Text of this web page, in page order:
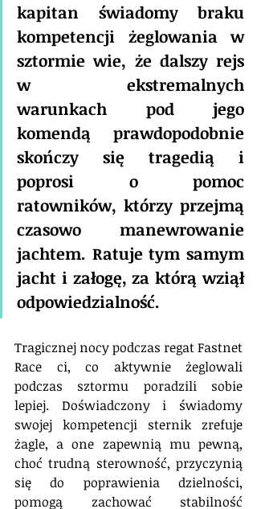
kapitan świadomy braku
kompetencji żeglowania w
sztormie wie, że dalszy rejs
w ekstremalnych
warunkach pod jego
komendą prawdopodobnie
skończy się tragedią i
poprosi o pomoc
ratowników, którzy przejmą
czasowo manewrowanie
jachtem. Ratuje tym samym
jacht i załogę, za którą wziął
odpowiedzialność.
Tragicznej nocy podczas regat Fastnet
Race ci, co aktywnie żeglowali
podczas sztormu poradzili sobie
lepiej. Doświadczony i świadomy
swojej kompetencji sternik zrefuje
żagle, a one zapewnią mu pewną,
choć trudną sterowność, przyczynią
się do poprawienia dzielności,
pomogą zachować stabilność